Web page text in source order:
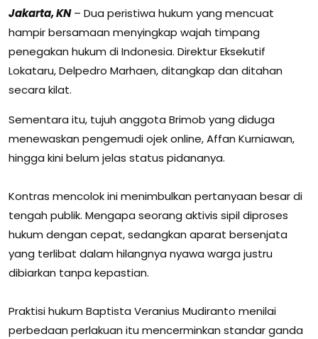
Jakarta, KN– Dua peristiwa hukum yang mencuat
hampir bersamaan menyingkap wajah timpang
penegakan hukum di Indonesia. Direktur Eksekutif
Lokataru, Delpedro Marhaen, ditangkap dan ditahan
secara kilat.
Sementara itu, tujuh anggota Brimob yang diduga
menewaskan pengemudi ojek online, Affan Kurniawan,
hingga kini belum jelas status pidananya.
Kontras mencolok ini menimbulkan pertanyaan besar di
tengah publik. Mengapa seorang aktivis sipil diproses
hukum dengan cepat, sedangkan aparat bersenjata
yang terlibat dalam hilangnya nyawa warga justru
dibiarkan tanpa kepastian.
Praktisi hukum Baptista Veranius Mudiranto menilai
perbedaan perlakuan itu mencerminkan standar ganda